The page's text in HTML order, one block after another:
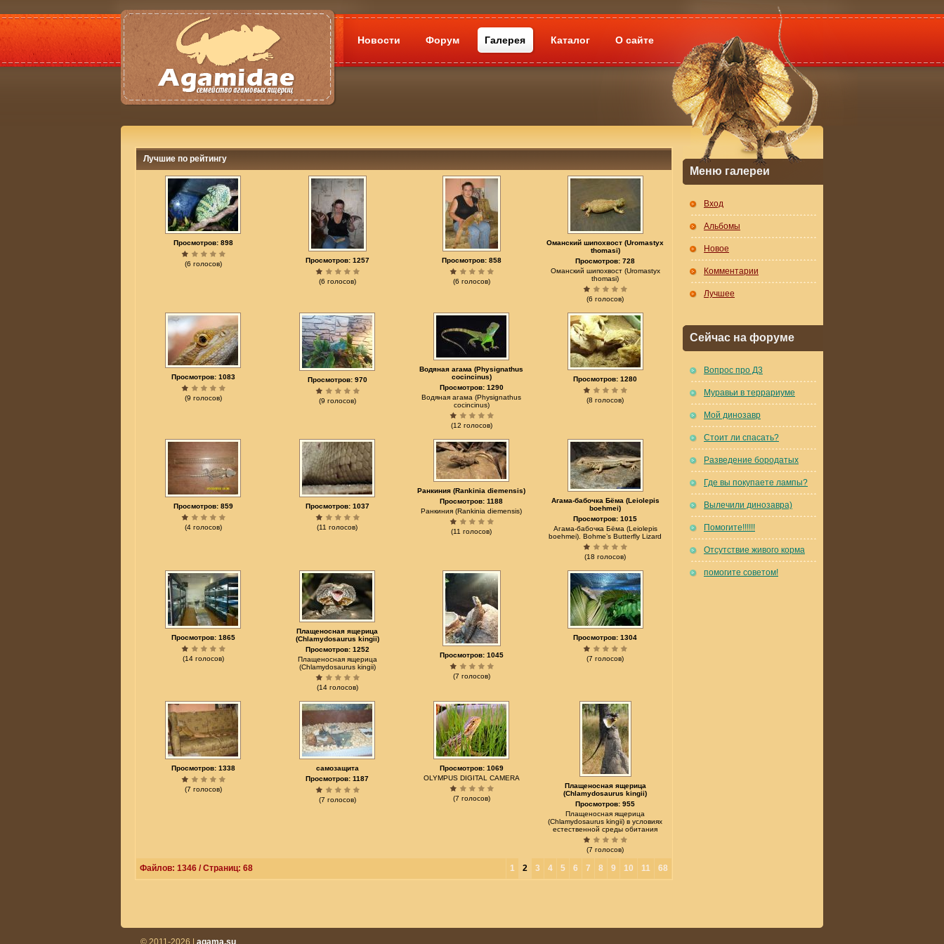
Новости Форум Галерея Каталог О сайте
Лучшие по рейтингу
Просмотров: 898
(6 голосов) Просмотров: 1257
(6 голосов)
Просмотров: 858
(6 голосов)
Оманский шипохвост (Uromastyx
thomasi)
Просмотров: 728
Оманский шипохвост (Uromastyx
thomasi)
(6 голосов)
Просмотров: 1083
(9 голосов)
Просмотров: 970
(9 голосов)
Водяная агама (Physignathus
cocincinus)
Просмотров: 1290
Водяная агама (Physignathus
cocincinus)
(12 голосов)
Просмотров: 1280
(8 голосов)
Просмотров: 859
(4 голосов)
Просмотров: 1037
(11 голосов)
Ранкиния (Rankinia diemensis)
Просмотров: 1188
Ранкиния (Rankinia diemensis)
(11 голосов)
Агама-бабочка Бёма (Leiolepis
boehmei)
Просмотров: 1015
Агама-бабочка Бёма (Leiolepis
boehmei). Bohme’s Butterfly Lizard
(18 голосов)
Просмотров: 1865
(14 голосов)
Плащеносная ящерица
(Chlamydosaurus kingii)
Просмотров: 1252
Плащеносная ящерица
(Chlamydosaurus kingii)
(14 голосов)
Просмотров: 1045
(7 голосов)
Просмотров: 1304
(7 голосов)
Просмотров: 1338
(7 голосов)
самозащита
Просмотров: 1187
(7 голосов)
Просмотров: 1069
OLYMPUS DIGITAL CAMERA
(7 голосов)
Плащеносная ящерица
(Chlamydosaurus kingii)
Просмотров: 955
Плащеносная ящерица
(Chlamydosaurus kingii) в условиях
естественной среды обитания
(7 голосов)
Файлов: 1346 / Страниц: 68 1 2 3 4 5 6 7 8 9 10 11 68
Меню галереи
Вход
Альбомы
Новое
Комментарии
Лучшее
Сейчас на форуме
Вопрос про Д3
Муравьи в террариуме
Мой динозавр
Стоит ли спасать?
Разведение бородатых
Где вы покупаете лампы?
Вылечили динозавра)
Помогите!!!!!!
Отсутствие живого корма
помогите советом!
© 2011-2026 | agama.su